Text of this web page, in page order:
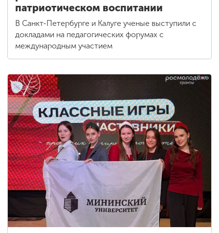
патриотическом воспитании
В Санкт-Петербурге и Калуге ученые выступили с
докладами на педагогических форумах с
международным участием